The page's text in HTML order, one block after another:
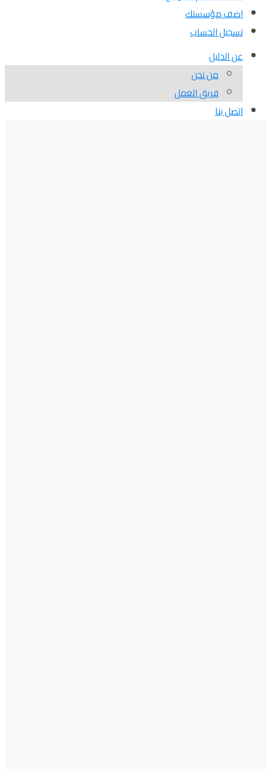
اضف مؤسستك
تسجيل الحساب
عن الدليل
من نحن
فريق العمل
اتصل بنا